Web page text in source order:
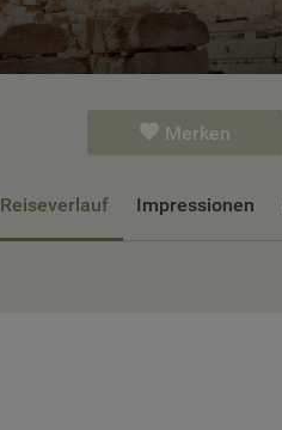
Merken
Reiseverlauf Impressionen